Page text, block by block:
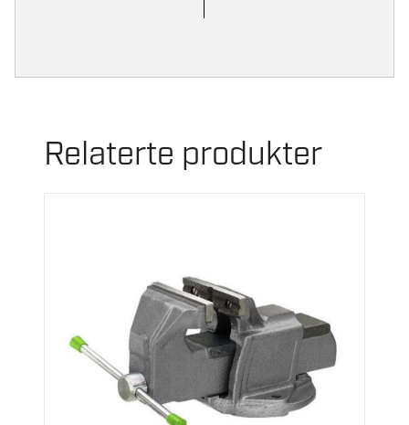
Relaterte produkter